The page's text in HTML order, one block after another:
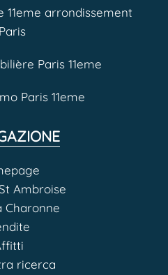
arrondissement
Paris
Paris 11eme
Paris 11eme
Ambroise
Charonne
ricerca